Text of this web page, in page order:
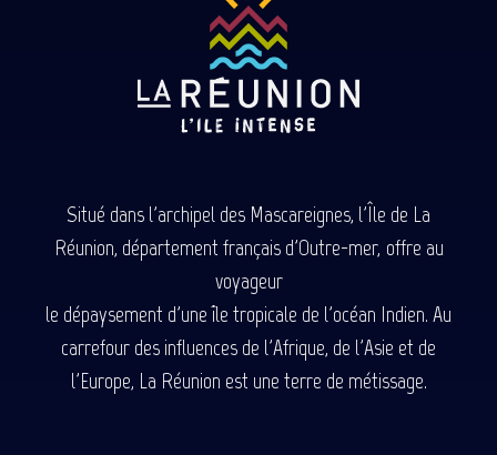
Situé dans l'archipel des Mascareignes, l'Île de La
Réunion, département français d'Outre-mer, offre au
voyageur
le dépaysement d'une île tropicale de l'océan Indien. Au
carrefour des influences de l'Afrique, de l'Asie et de
l'Europe, La Réunion est une terre de métissage.